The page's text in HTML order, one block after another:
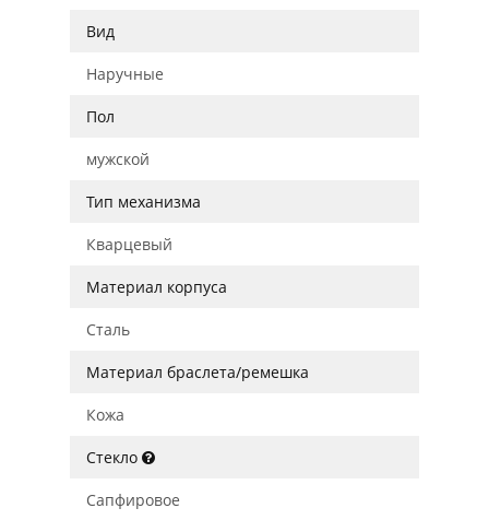
Вид
Наручные
Пол
мужской
Тип механизма
Кварцевый
Материал корпуса
Сталь
Материал браслета/ремешка
Кожа
Стекло
Сапфировое